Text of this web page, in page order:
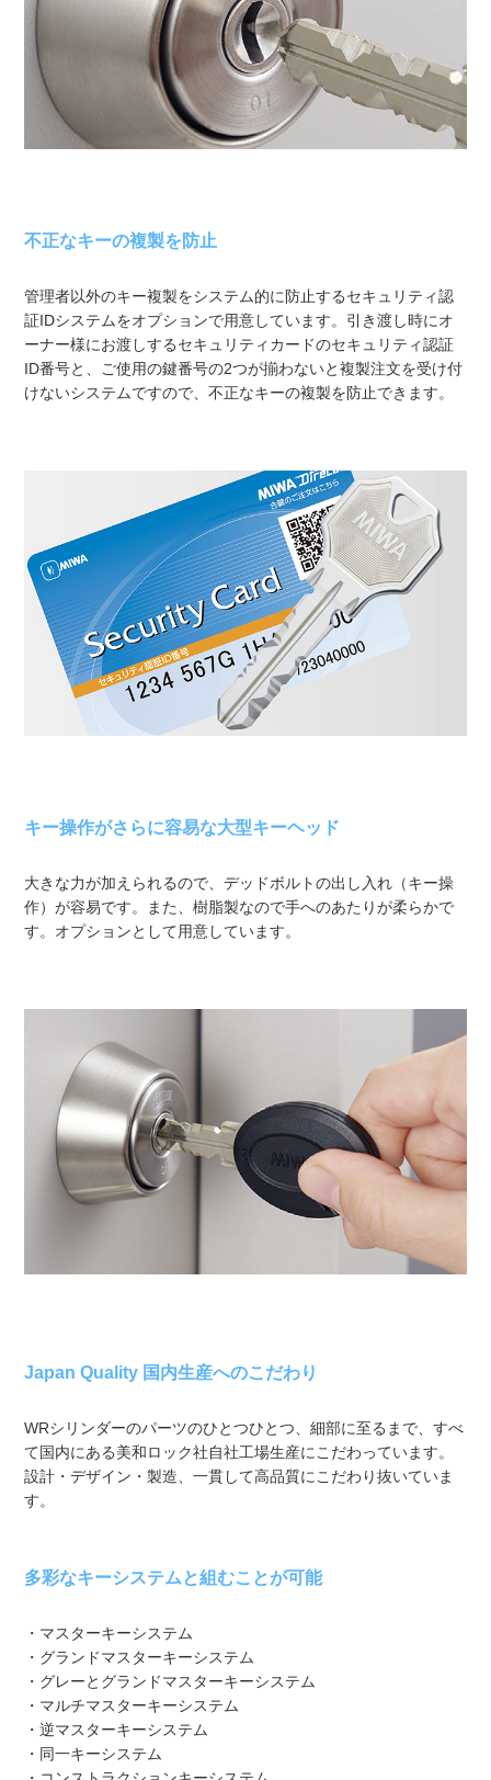
不正なキーの複製を防止
管理者以外のキー複製をシステム的に防止するセキュリティ認
証IDシステムをオプションで用意しています。引き渡し時にオ
ーナー様にお渡しするセキュリティカードのセキュリティ認証
ID番号と、ご使用の鍵番号の2つが揃わないと複製注文を受け付
けないシステムですので、不正なキーの複製を防止できます。
キー操作がさらに容易な大型キーヘッド
大きな力が加えられるので、デッドボルトの出し入れ（キー操
作）が容易です。また、樹脂製なので手へのあたりが柔らかで
す。オプションとして用意しています。
Japan Quality 国内生産へのこだわり
WRシリンダーのパーツのひとつひとつ、細部に至るまで、すべ
て国内にある美和ロック社自社工場生産にこだわっています。
設計・デザイン・製造、一貫して高品質にこだわり抜いていま
す。
多彩なキーシステムと組むことが可能
・マスターキーシステム
・グランドマスターキーシステム
・グレーとグランドマスターキーシステム
・マルチマスターキーシステム
・逆マスターキーシステム
・同一キーシステム